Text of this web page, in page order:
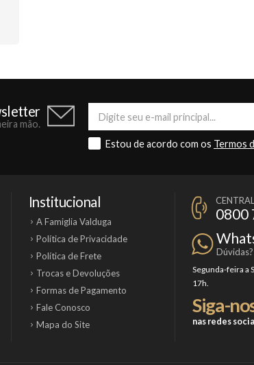
mão.
Estou de acordo com os Termos
Institucional
A Famiglia Valduga
Política de Privacidade
Política de Frete
Trocas e Devoluções
Formas de Pagamento
Fale Conosco
Mapa do Site
0800
Segunda-feira a
17h.
Siga-
nas redes